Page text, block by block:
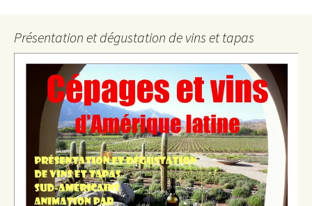
Présentation et dégustation de vins et tapas